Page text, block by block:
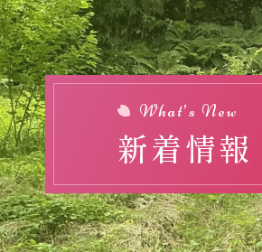
学校紹介
校長挨拶
校訓・教育理念
歴史・沿革
施設紹介
防災対策
What’s New
新着情報